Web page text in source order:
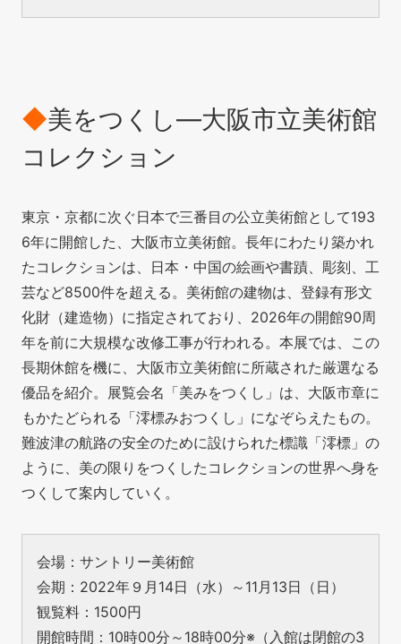
◆美をつくし―大阪市立美術館
コレクション
東京・京都に次ぐ日本で三番目の公立美術館として193
6年に開館した、大阪市立美術館。長年にわたり築かれ
たコレクションは、日本・中国の絵画や書蹟、彫刻、工
芸など8500件を超える。美術館の建物は、登録有形文
化財（建造物）に指定されており、2026年の開館90周
年を前に大規模な改修工事が行われる。本展では、この
長期休館を機に、大阪市立美術館に所蔵された厳選なる
優品を紹介。展覧会名「美みをつくし」は、大阪市章に
もかたどられる「澪標みおつくし」になぞらえたもの。
難波津の航路の安全のために設けられた標識「澪標」の
ように、美の限りをつくしたコレクションの世界へ身を
つくして案内していく。
会場：サントリー美術館
会期：2022年９月14日（水）～11月13日（日）
観覧料：1500円
開館時間：10時00分～18時00分※（入館は閉館の3